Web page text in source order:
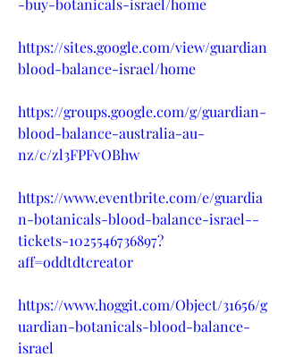
https://sites.google.com/view/guardian
blood-balance-israel/home
https://groups.google.com/g/guardian-
blood-balance-australia-au-
nz/c/zl3FPFvOBhw
https://www.eventbrite.com/e/guardia
n-botanicals-blood-balance-israel--
tickets-1025546736897?
aff=oddtdtcreator
https://www.hoggit.com/Object/31656/g
uardian-botanicals-blood-balance-
israel